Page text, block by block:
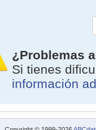
¿Problemas
Si tienes
información